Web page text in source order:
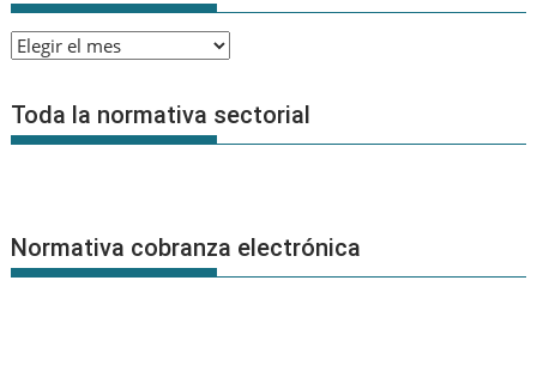
Archivo
Noticias
Toda la normativa sectorial
Normativa cobranza electrónica